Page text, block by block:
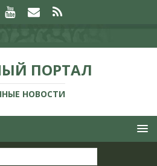
ПОРТАЛ
НОВОСТИ